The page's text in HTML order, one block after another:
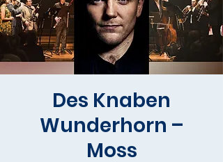
Des Knaben
Wunderhorn –
Moss